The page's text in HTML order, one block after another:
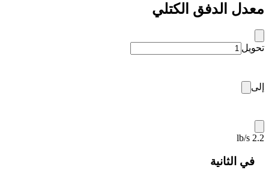
معدل الدفق الكتلي
تحويل
إلى
2.2 lb/s
في الثانية